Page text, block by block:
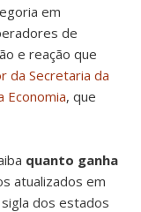
em
de
e reação que
da Secretaria da
Economia, que
quanto ganha
atualizados em
dos estados